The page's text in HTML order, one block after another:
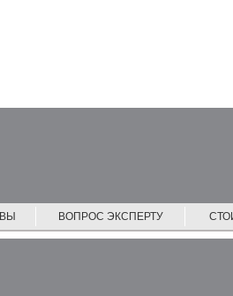
ВОПРОС ЭКСПЕРТУ